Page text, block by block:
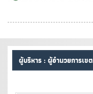
ผู้บริหาร : ผู้อำนวยการเขต